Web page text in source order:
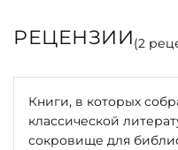
РЕЦЕНЗИИ(2
Книги, в которых
классической
сокровище для